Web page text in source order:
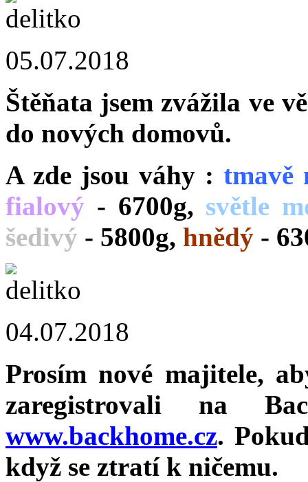
05.07.2018
Štěňata jsem zvážila ve
do nových domovů.
A zde jsou váhy : tmavě
fialový - 6700g, světle
šedivý - 5800g, hnědý -
04.07.2018
Prosím nové majitele,
zaregistrovali na
www.backhome.cz.
když se ztratí k ničemu.